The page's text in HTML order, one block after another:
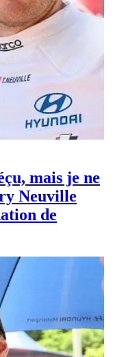
mais je ne
Neuville
de